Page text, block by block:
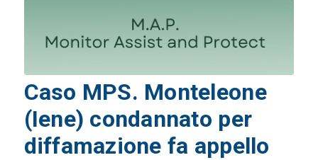
Caso MPS. Monteleone
(Iene) condannato per
diffamazione fa appello